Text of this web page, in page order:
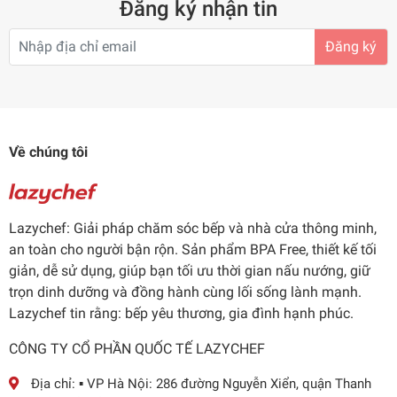
Thông Số Kỹ Thuật Chi Tiết – Những Con Số
"Biết Nói"
Tốc độ quay
Công nghệ Cold Press Đức
Nước ép không tách lớp,
giữ nguyên màu sắc và
hương vị tự nhiên
Nhựa ABS cao
cấp (BPA Free)
An toàn tuyệt đối, không
khỏe
Ép một lần đủ cho cả gia
Đăng ký nhận tin
Đăng ký
Về chúng tôi
Lazychef: Giải pháp chăm sóc bếp và nhà cửa thông minh,
an toàn cho người bận rộn. Sản phẩm BPA Free, thiết kế tối
giản, dễ sử dụng, giúp bạn tối ưu thời gian nấu nướng, giữ
trọn dinh dưỡng và đồng hành cùng lối sống lành mạnh.
Lazychef tin rằng: bếp yêu thương, gia đình hạnh phúc.
CÔNG TY CỔ PHẦN QUỐC TẾ LAZYCHEF
Địa chỉ: ▪️ VP Hà Nội: 286 đường Nguyễn Xiển, quận Thanh